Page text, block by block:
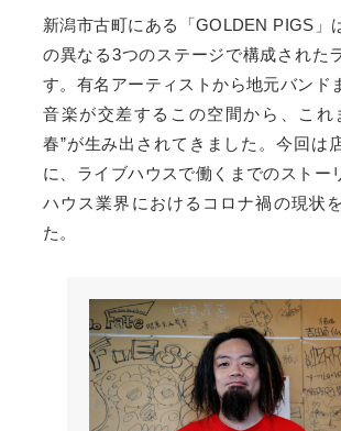
新潟市古町にある「GOLDEN PIGS」
の異なる3つのステージで構成された
す。有名アーティストから地元バンド
音楽が交差するこの空間から、これ
春”が生み出されてきました。今回は
に、ライブハウスで働くまでのストー
ハウス業界におけるコロナ禍の現状
た。